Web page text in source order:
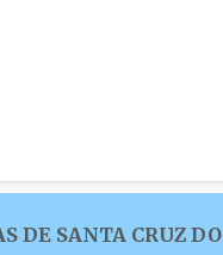
DE SANTA CRUZ